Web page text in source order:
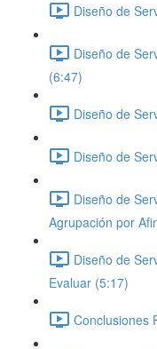
Diseño de
Diseño de
(6:47)
Diseño de
Diseño de
Diseño de
Agrupación por
Diseño de
Evaluar (5:17)
Conclusiones